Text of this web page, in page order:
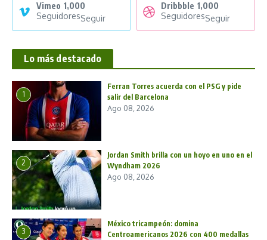
Vimeo 1,000
SeguidoresSeguir
Dribbble 1,000
SeguidoresSeguir
Lo más destacado
1
Ferran Torres acuerda con el PSG y pide
salir del Barcelona
Ago 08, 2026
2
Jordan Smith brilla con un hoyo en uno en el
Wyndham 2026
Ago 08, 2026
3
México tricampeón: domina
Centroamericanos 2026 con 400 medallas